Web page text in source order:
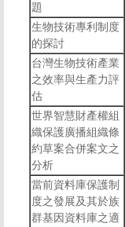
題
生物技術專利制度
的探討
台灣生物技術產業
之效率與生產力評
估
世界智慧財產權組
織保護廣播組織條
約草案合併案文之
分析
當前資料庫保護制
度之發展及其於族
群基因資料庫之適